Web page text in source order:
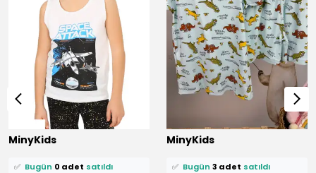
MinyKids
Bu ürünü10 kişi favoriledi!
3 kişi
✅ Bugün 0 adet satıldı
MinyKids
⭐️ Bu ürünü8 kişifavoriledi!
7 kişi
✅ Bugün 3 adet satıldı